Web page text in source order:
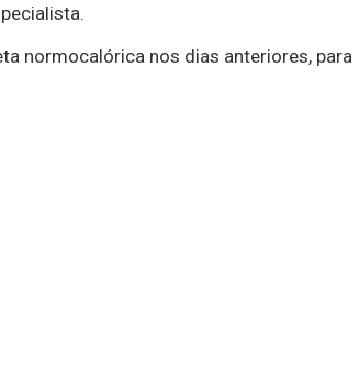
normocalórica nos dias anteriores, para